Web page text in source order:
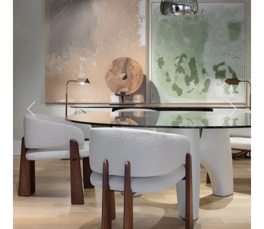
Previous Next